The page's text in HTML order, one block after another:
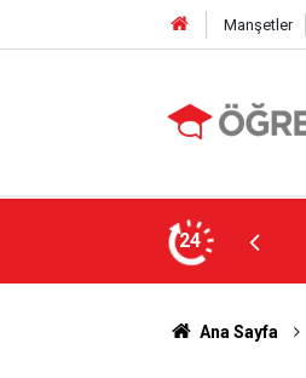
Manşetler
24
E-Sınav Görev Başvurularında Süre
Ana Sayfa